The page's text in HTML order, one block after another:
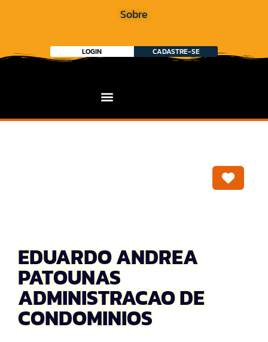
Sobre
LOGIN CADASTRE-SE
EDUARDO ANDREA
PATOUNAS
ADMINISTRACAO DE
CONDOMINIOS